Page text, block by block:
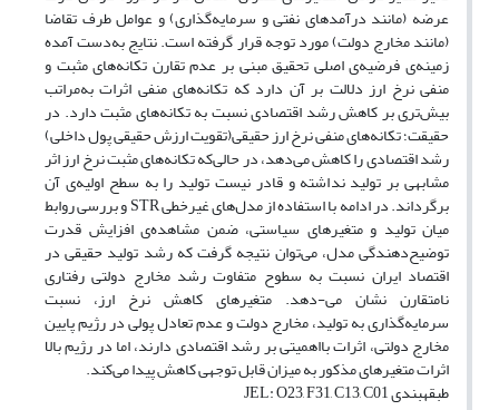
عرضه (مانند درآمدهای نفتی و سرمایه‌گذاری) و عوامل طرف تقاضا
(مانند مخارج دولت) مورد توجه قرار گرفته است. نتایج به‌دست آمده
زمینه‌ی فرضیه‌ی اصلی تحقیق مبنی بر عدم تقارن تکانه‌های مثبت و
منفی نرخ ارز دلالت بر آن دارد که تکانه‌های منفی اثرات به‌مراتب
بیش‌تری بر کاهش رشد اقتصادی نسبت به تکانه‌های مثبت دارد. در
حقیقت؛ تکانه‌های منفی نرخ ارز حقیقی(تقویت ارزش حقیقی پول داخلی)
رشد اقتصادی را کاهش می‌دهد، در حالی‌که تکانه‌های مثبت نرخ ارز اثر
مشابهی بر تولید نداشته و قادر نیست تولید را به سطح اولیه‌ی آن
برگرداند. در ادامه با استفاده از مدل‌های غیرخطی STR و بررسی روابط
میان تولید و متغیرهای سیاستی، ضمن مشاهده‌ی افزایش قدرت
توضیح‌دهندگی مدل، می‌توان نتیجه گرفت که رشد تولید حقیقی در
اقتصاد ایران نسبت به سطوح متفاوت رشد مخارج دولتی رفتاری
نا‌متقارن نشان می-دهد. متغیرهای کاهش نرخ ارز، نسبت
سرمایه‌گذاری به تولید، مخارج دولت و عدم تعادل پولی در رژیم پایین
مخارج دولتی، اثرات بااهمیتی بر رشد اقتصادی دارند، اما در رژیم بالا
اثرات متغیرهای مذکور به میزان قابل توجهی کاهش پیدا می‌کند.
طبقه‎بندی JEL: O23, F31, C13, C01